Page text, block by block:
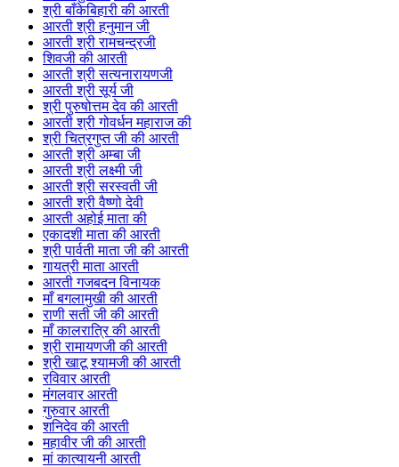
श्री बाँकेबिहारी की आरती
आरती श्री हनुमान जी
आरती श्री रामचन्द्रजी
शिवजी की आरती
आरती श्री सत्यनारायणजी
आरती श्री सूर्य जी
श्री पुरुषोत्तम देव की आरती
आरती श्री गोवर्धन महाराज की
श्री चित्रगुप्त जी की आरती
आरती श्री अम्बा जी
आरती श्री लक्ष्मी जी
आरती श्री सरस्वती जी
आरती श्री वैष्णो देवी
आरती अहोई माता की
एकादशी माता की आरती
श्री पार्वती माता जी की आरती
गायत्री माता आरती
आरती गजबदन विनायक
माँ बगलामुखी की आरती
राणी सती जी की आरती
माँ कालरात्रि की आरती
श्री रामायणजी की आरती
श्री खाटू श्यामजी की आरती
रविवार आरती
मंगलवार आरती
गुरुवार आरती
शनिदेव की आरती
महावीर जी की आरती
मां कात्यायनी आरती